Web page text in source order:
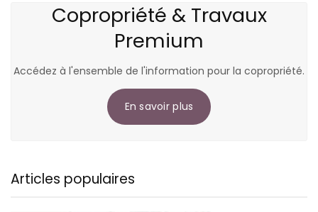
Copropriété & Travaux
Premium
Accédez à l'ensemble de l'information pour la copropriété.
En savoir plus
Articles populaires